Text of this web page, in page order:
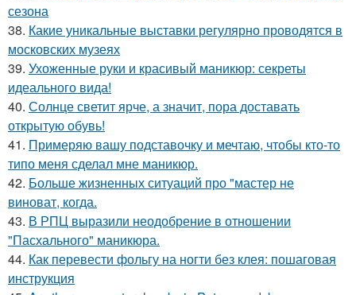
сезона
38. Какие уникальные выставки регулярно проводятся в
московских музеях
39. Ухоженные руки и красивый маникюр: секреты
идеального вида!
40. Солнце светит ярче, а значит, пора доставать
открытую обувь!
41. Примеряю вашу подставочку и мечтаю, чтобы кто-то
типо меня сделал мне маникюр.
42. Больше жизненных ситуаций про "мастер не
виноват, когда.
43. В РПЦ выразили неодобрение в отношении
"Пасхального" маникюра.
44. Как перевести фольгу на ногти без клея: пошаговая
инструкция